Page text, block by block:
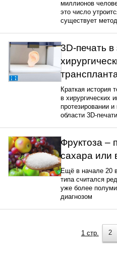
миллионов
это число
существует
3D-печать
Краткая история
в хирургических
протезировании
области 3D-
Фруктоза –
сахара или
Ещё в начале 20
типа считался
уже более
диагнозом
1 стр. 2